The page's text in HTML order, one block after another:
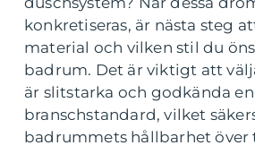
konkretiseras, är nästa steg
material och vilken stil du
badrum. Det är viktigt att
är slitstarka och godkända
branschstandard, vilket
badrummets hållbarhet över